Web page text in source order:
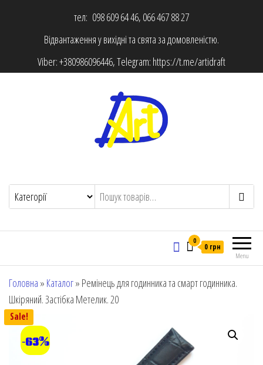
тел: 098 609 64 46, 066 467 88 27
Відвантаження у вихідні та свята за домовленістю.
Viber:+380986096446, Telegram: https://t.me/artidraft
Menu
0
0 грн
Головна » Каталог» Ремінець для годинника та смарт годинника.
Шкіряний. Застібка Метелик. 20
Sale!
-63%